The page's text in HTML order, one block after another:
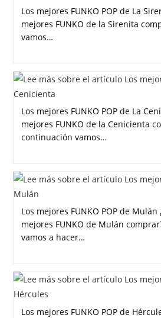
Los mejores FUNKO POP de La
mejores FUNKO de la Sirenita
vamos…
Los mejores FUNKO POP de La
mejores FUNKO de la Cenicienta
continuación vamos…
Los mejores FUNKO POP de Mulán
mejores FUNKO de Mulán
vamos a hacer…
Los mejores FUNKO POP de